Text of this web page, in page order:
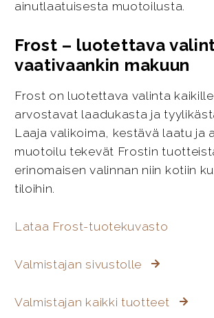
ainutlaatuisesta muotoilusta.
Frost – luotettava
vaativaankin makuun
Frost on luotettava valinta
arvostavat laadukasta ja
Laaja valikoima, kestävä laatu ja
muotoilu tekevät Frostin
erinomaisen valinnan niin kotiin
tiloihin.
Lataa Frost-tuotekuvasto
Valmistajan sivustolle
Valmistajan kaikki tuotteet